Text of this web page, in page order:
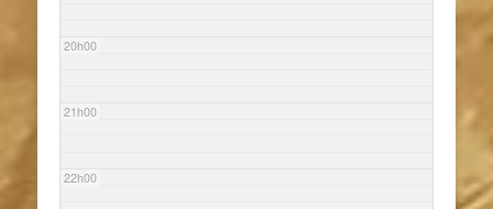
20h00
21h00
22h00